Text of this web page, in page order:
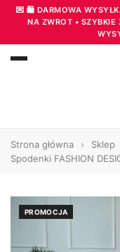
💌 🛍️ DARMOWA
NA ZWROT •
Strona główna › Sklep
Spodenki FASHION
PROMOCJA